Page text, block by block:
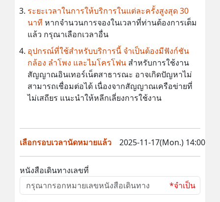
ระยะเวลาในการให้บริการในแต่ละครั้งสูงสุด 30
นาที หากจำนวนการจองในเวลาที่ท่านต้องการเต็ม
แล้ว กรุณาเลือกเวลาอื่น
อุปกรณ์ที่ใช้สำหรับบริการนี้ จำเป็นต้องมีฟังก์ชัน
กล้อง ลำโพง และไมโครโฟน สำหรับการใช้งาน
สัญญาณอินเทอร์เน็ตสาธารณะ อาจเกิดปัญหาไม่
สามารถเชื่อมต่อได้ เนื่องจากสัญญาณเครือข่ายที่
ไม่เสถียร แนะนำให้หลีกเลี่ยงการใช้งาน
เลือกรอบเวลานัดหมายแล้ว 2025-11-17(Mon.) 14:00
หนังสือเดินทางเลขที่
*จำเป็น